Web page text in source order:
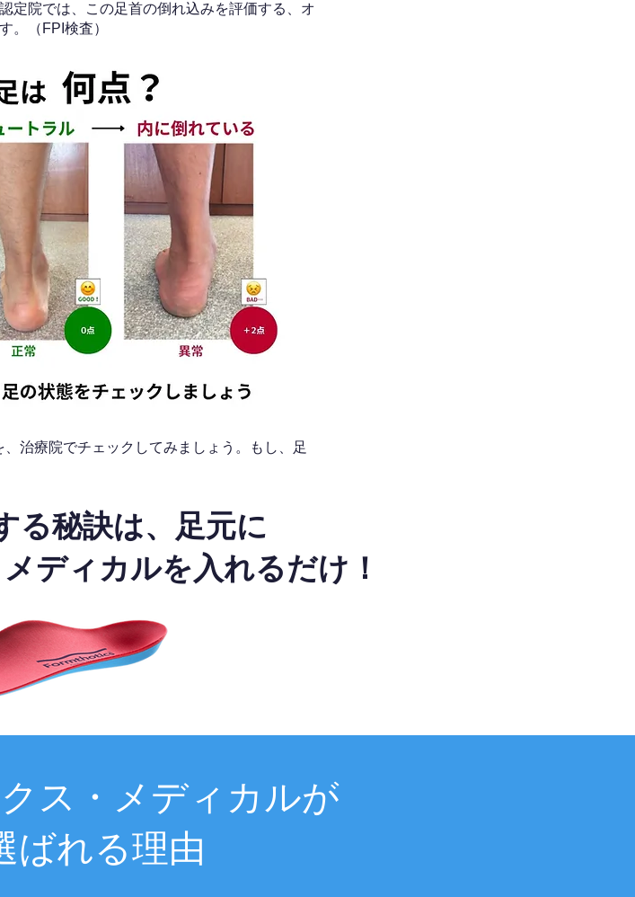
定院では、この足首の倒れ込みを評価する、オ
。（FPI検査）​
治療院でチェックしてみましょう。もし、足
る秘訣は、足元に
ディカルを入れるだけ！
ス・メディカルが
ばれる理由